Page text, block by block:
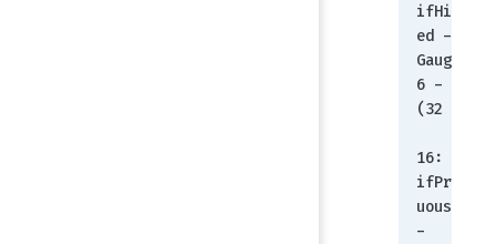
ifHighSpe
ed -
Gauge32(6
6 - gauge
(32 bit))
16:
ifPromisc
uousMode
-